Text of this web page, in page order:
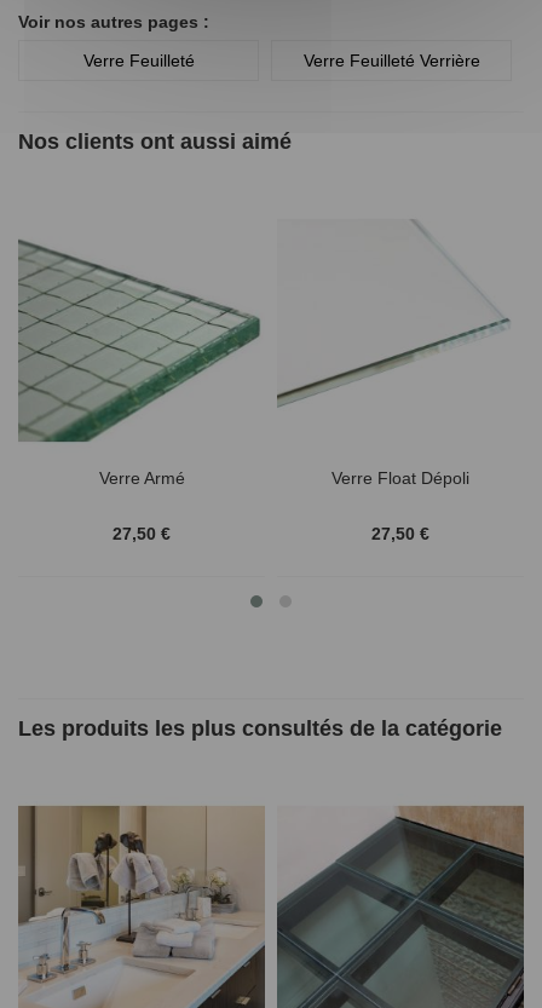
Voir nos autres pages :
Verre Feuilleté
Verre Feuilleté Verrière
Nos clients ont aussi aimé
Verre Armé
27,50 €
Verre Float Dépoli
27,50 €
Les produits les plus consultés de la catégorie